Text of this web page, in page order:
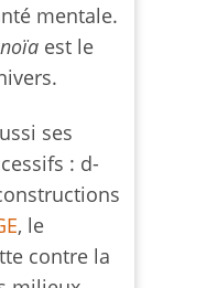
mentale.
est le
ses
: d-
, le
contre la